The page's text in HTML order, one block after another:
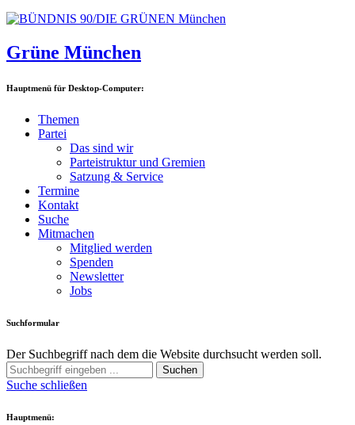
Grüne München
Hauptmenü für Desktop-Computer:
Themen
Partei
Das sind wir
Parteistruktur und Gremien
Satzung & Service
Termine
Kontakt
Suche
Mitmachen
Mitglied werden
Spenden
Newsletter
Jobs
Suchformular
Der Suchbegriff nach dem die Website durchsucht werden soll.
Suchen
Suche schließen
Hauptmenü: